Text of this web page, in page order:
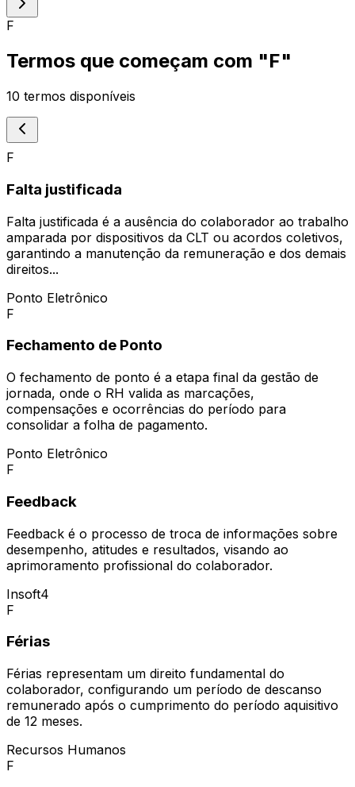
F
Termos que começam com "F"
10 termos disponíveis
F
Falta justificada
Falta justificada é a ausência do colaborador ao trabalho
amparada por dispositivos da CLT ou acordos coletivos,
garantindo a manutenção da remuneração e dos demais
direitos...
Ponto Eletrônico
F
Fechamento de Ponto
O fechamento de ponto é a etapa final da gestão de
jornada, onde o RH valida as marcações,
compensações e ocorrências do período para
consolidar a folha de pagamento.
Ponto Eletrônico
F
Feedback
Feedback é o processo de troca de informações sobre
desempenho, atitudes e resultados, visando ao
aprimoramento profissional do colaborador.
Insoft4
F
Férias
Férias representam um direito fundamental do
colaborador, configurando um período de descanso
remunerado após o cumprimento do período aquisitivo
de 12 meses.
Recursos Humanos
F